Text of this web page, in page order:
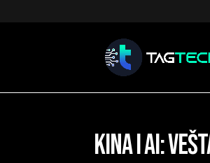
Kina i AI: